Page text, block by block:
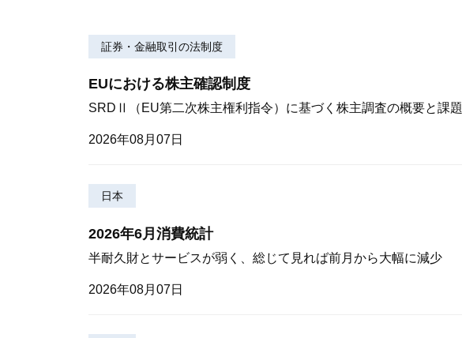
証券・金融取引の法制度
EUにおける株主確認制度
SRDⅡ（EU第二次株主権利指令）に基づく株主調査の概要と課題
2026年08月07日
日本
2026年6月消費統計
半耐久財とサービスが弱く、総じて見れば前月から大幅に減少
2026年08月07日